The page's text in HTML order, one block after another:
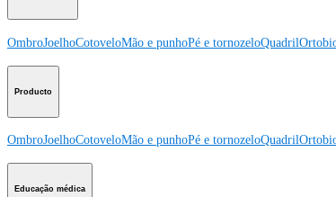
OmbroJoelhoCotoveloMão e punhoPé e tornozeloQuadril
Producto
OmbroJoelhoCotoveloMão e punhoPé e tornozeloQuadril
Educação médica